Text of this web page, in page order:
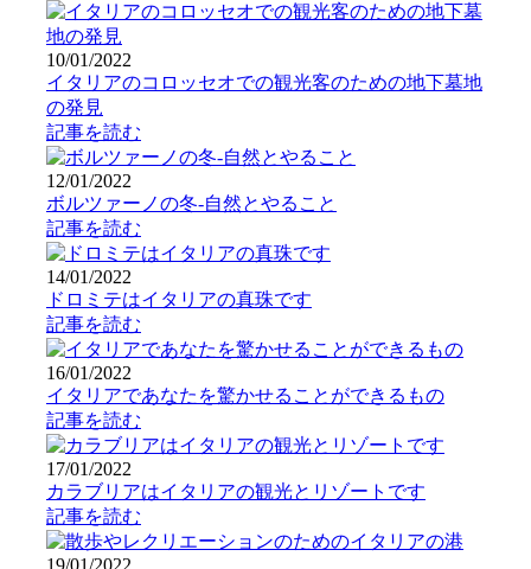
10/01/2022
イタリアのコロッセオでの観光客のための地下墓地
の発見
記事を読む
12/01/2022
ボルツァーノの冬-自然とやること
記事を読む
14/01/2022
ドロミテはイタリアの真珠です
記事を読む
16/01/2022
イタリアであなたを驚かせることができるもの
記事を読む
17/01/2022
カラブリアはイタリアの観光とリゾートです
記事を読む